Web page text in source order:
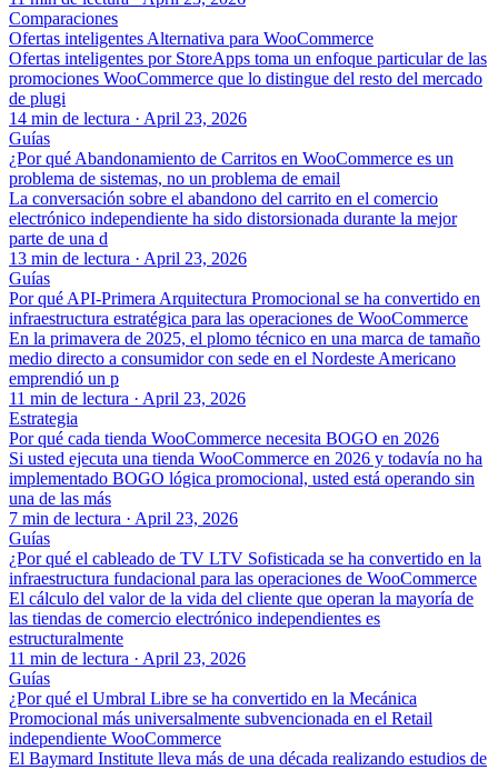
Comparaciones
Ofertas inteligentes Alternativa para WooCommerce
Ofertas inteligentes por StoreApps toma un enfoque particular de las
promociones WooCommerce que lo distingue del resto del mercado
de plugi
14 min de lectura · April 23, 2026
Guías
¿Por qué Abandonamiento de Carritos en WooCommerce es un
problema de sistemas, no un problema de email
La conversación sobre el abandono del carrito en el comercio
electrónico independiente ha sido distorsionada durante la mejor
parte de una d
13 min de lectura · April 23, 2026
Guías
Por qué API-Primera Arquitectura Promocional se ha convertido en
infraestructura estratégica para las operaciones de WooCommerce
En la primavera de 2025, el plomo técnico en una marca de tamaño
medio directo a consumidor con sede en el Nordeste Americano
emprendió un p
11 min de lectura · April 23, 2026
Estrategia
Por qué cada tienda WooCommerce necesita BOGO en 2026
Si usted ejecuta una tienda WooCommerce en 2026 y todavía no ha
implementado BOGO lógica promocional, usted está operando sin
una de las más
7 min de lectura · April 23, 2026
Guías
¿Por qué el cableado de TV LTV Sofisticada se ha convertido en la
infraestructura fundacional para las operaciones de WooCommerce
El cálculo del valor de la vida del cliente que operan la mayoría de
las tiendas de comercio electrónico independientes es
estructuralmente
11 min de lectura · April 23, 2026
Guías
¿Por qué el Umbral Libre se ha convertido en la Mecánica
Promocional más universalmente subvencionada en el Retail
independiente WooCommerce
El Baymard Institute lleva más de una década realizando estudios de